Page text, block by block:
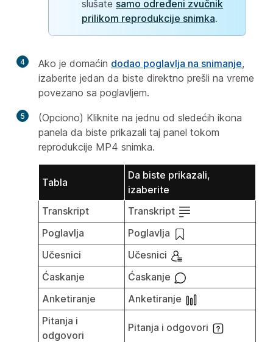
slušate samo određeni zvučnik
prilikom reprodukcije snimka.
4 Ako je domaćin dodao poglavlja na snimanje,
izaberite jedan da biste direktno prešli na vreme
povezano sa poglavljem.
5
(Opciono) Kliknite na jednu od sledećih ikona
panela da biste prikazali taj panel tokom
reprodukcije MP4 snimka.
Tabla
Da biste prikazali,
izaberite
Transkript
Transkript
Poglavlja
Poglavlja
Učesnici
Učesnici
Ćaskanje
Ćaskanje
Anketiranje
Anketiranje
Pitanja i
odgovori
Pitanja i odgovori